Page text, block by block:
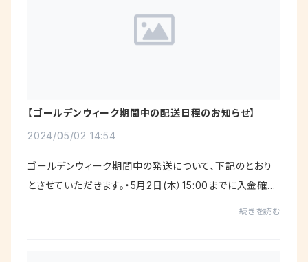
【ゴールデンウィーク期間中の配送日程のお知らせ】
2024/05/02 14:54
ゴールデンウィーク期間中の発送について、下記のとおり
とさせていただきます。・5月2日(木）15:00までに入金確認
続きを読む